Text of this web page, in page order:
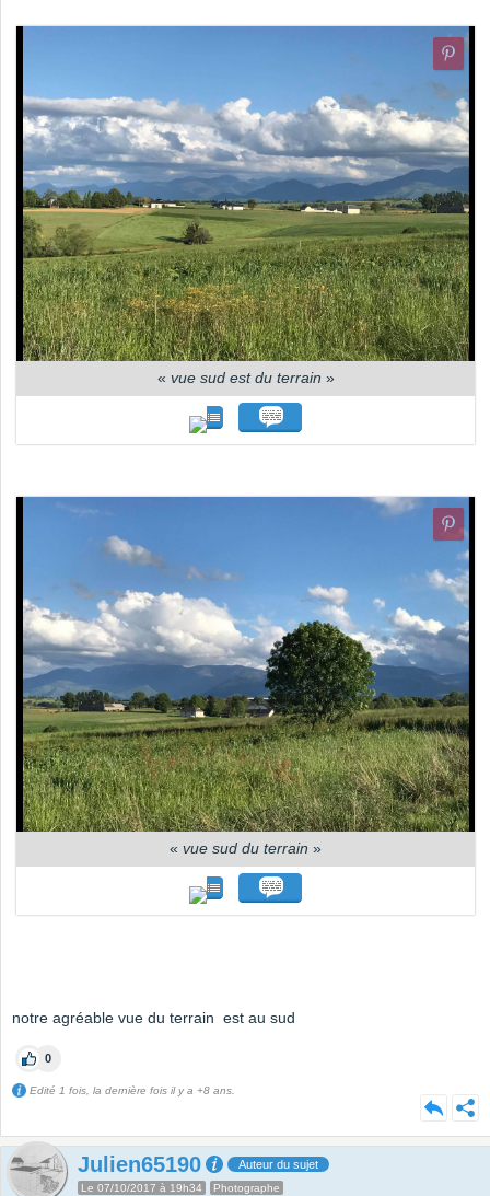
« vue sud est du terrain »
« vue sud du terrain »
notre agréable vue du terrain est au sud
0
Edité 1 fois, la dernière fois il y a +8 ans.
Julien65190 Auteur du sujet
Le 07/10/2017 à 19h34 Photographe